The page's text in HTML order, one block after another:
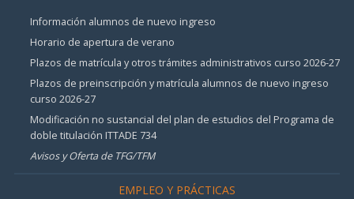
Información alumnos de nuevo ingreso
Horario de apertura de verano
Plazos de matrícula y otros trámites administrativos curso 2026-27
Plazos de preinscripción y matrícula alumnos de nuevo ingreso
curso 2026-27
Modificación no sustancial del plan de estudios del Programa de
doble titulación ITTADE 734
Avisos y Oferta de TFG/TFM
EMPLEO Y PRÁCTICAS